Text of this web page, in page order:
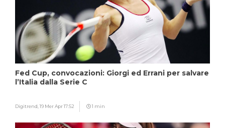
Fed Cup, convocazioni: Giorgi ed Errani per salvare
l’Italia dalla Serie C
Digitrend,19 Mer Apr 17:52 1 min